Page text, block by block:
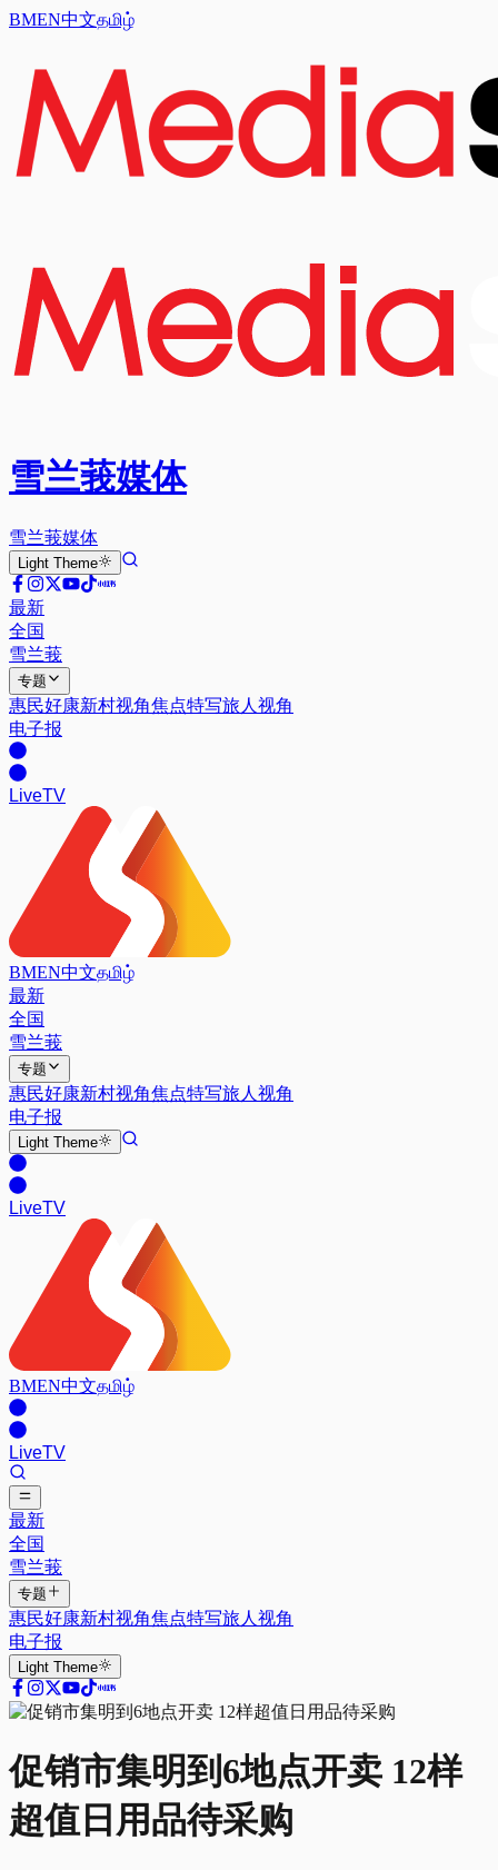
BMEN中文தமிழ்
雪兰莪媒体
雪兰莪媒体
Light Theme
最新
全国
雪兰莪
专题
惠民好康新村视角焦点特写旅人视角
电子报
LiveTV
BMEN中文தமிழ்
最新
全国
雪兰莪
专题
惠民好康新村视角焦点特写旅人视角
电子报
Light Theme
LiveTV
BMEN中文தமிழ்
LiveTV
最新
全国
雪兰莪
专题
惠民好康新村视角焦点特写旅人视角
电子报
Light Theme
促销市集明到6地点开卖 12样
超值日用品待采购